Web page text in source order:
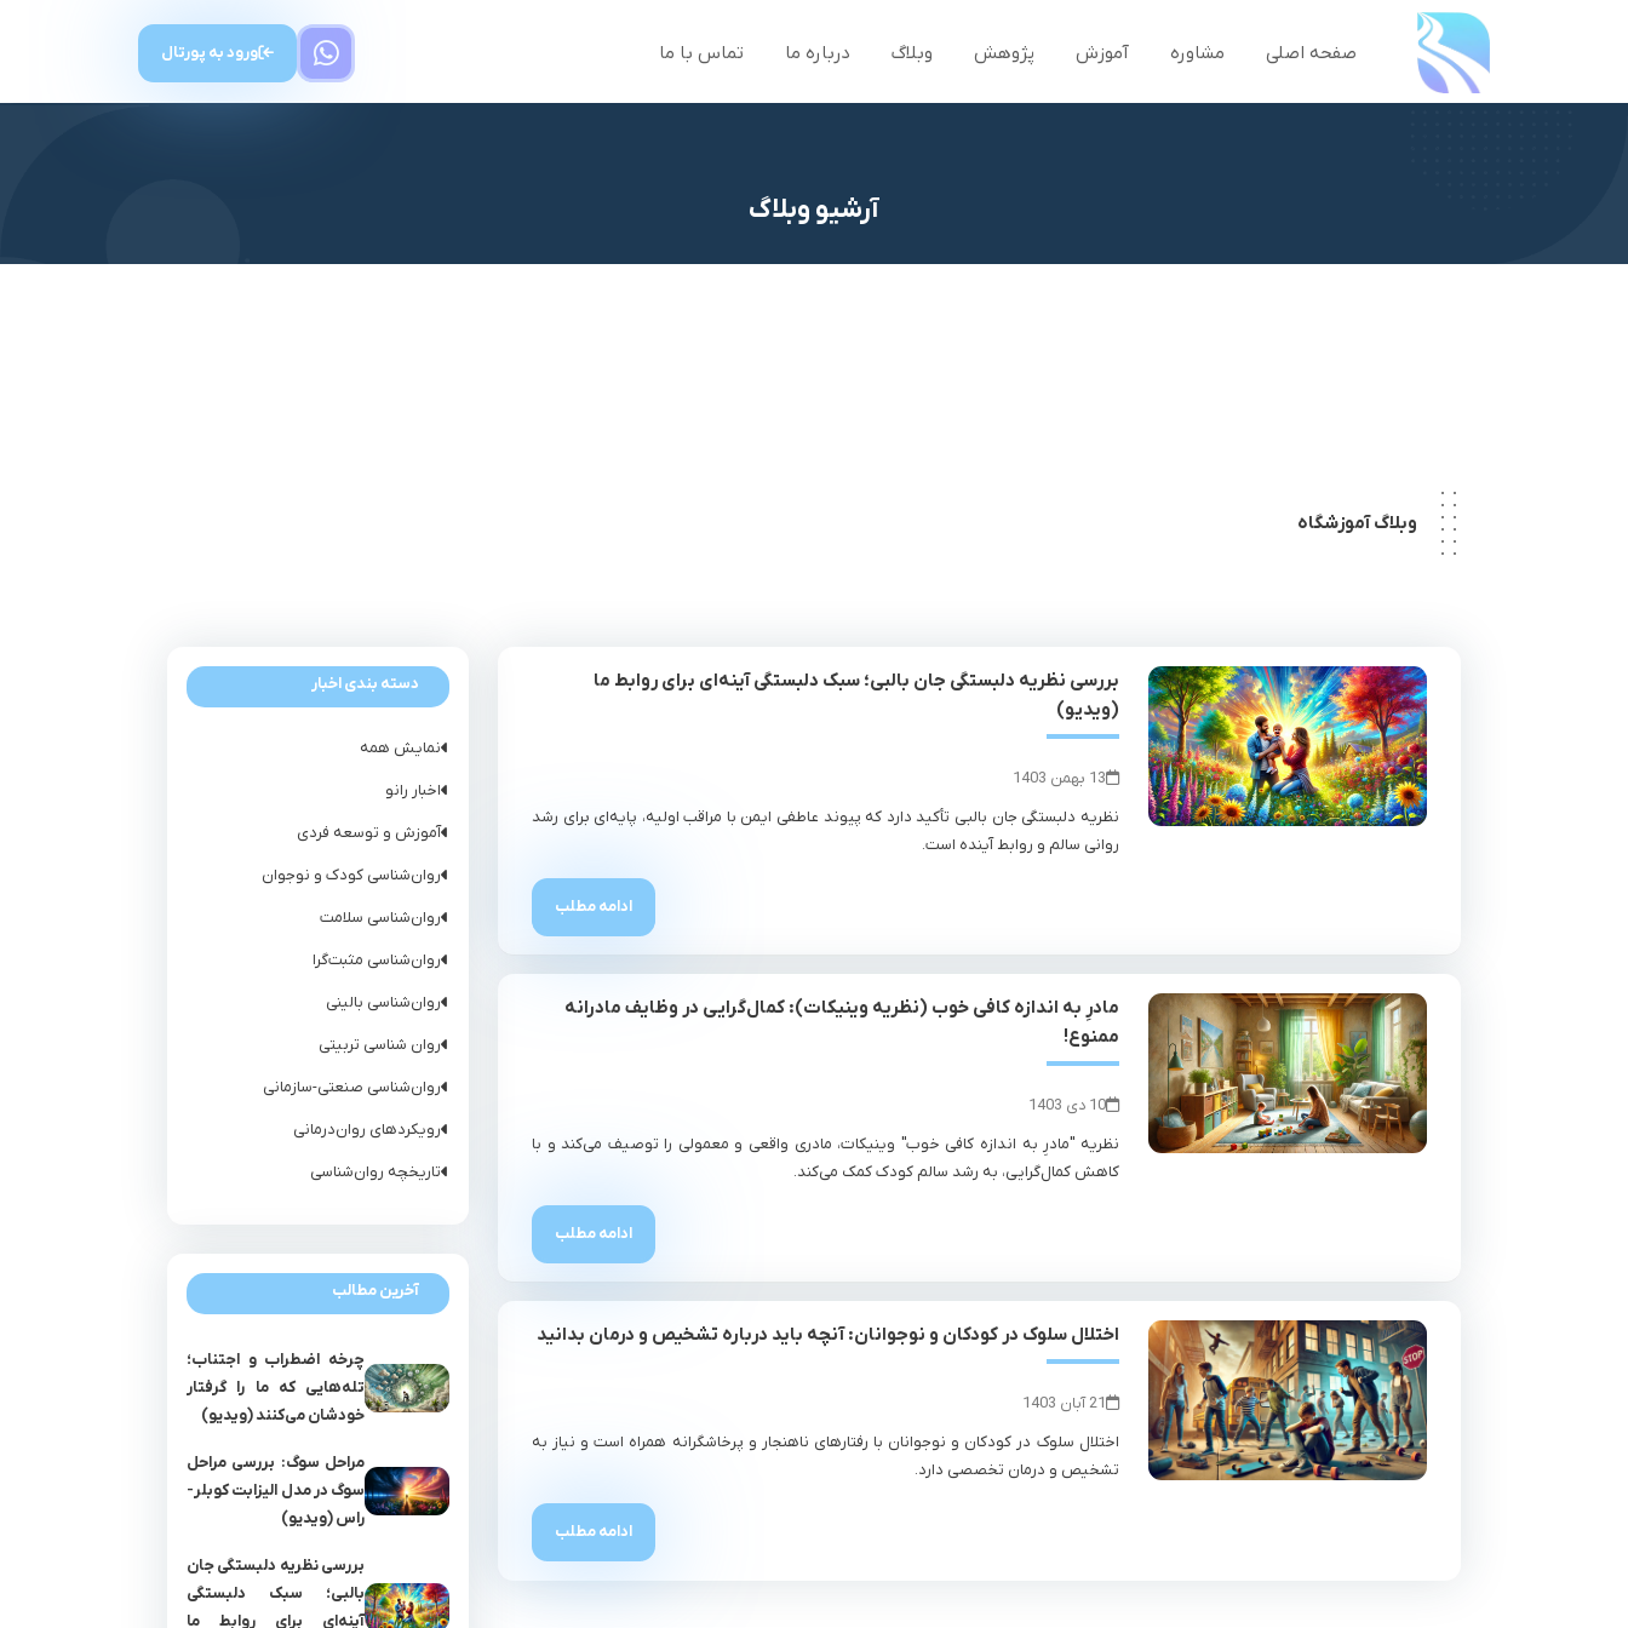
صفحه اصلی مشاوره آموزش پژوهش وبلاگ درباره ما تماس با ما ورود به پورتال
آرشیو وبلاگ
وبلاگ آموزشگاه
بررسی نظریه دلبستگی جان بالبی؛ سبک دلبستگی آینه‌ای برای روابط ما
(ویدیو)
13 بهمن 1403
نظریه دلبستگی جان بالبی تأکید دارد که پیوند عاطفی ایمن با مراقب اولیه، پایه‌ای برای رشد
روانی سالم و روابط آینده است.
ادامه مطلب
مادرِ به اندازه کافی خوب (نظریه وینیکات): کمال‌گرایی در وظایف مادرانه
ممنوع!
10 دی 1403
نظریه "مادرِ به اندازه کافی خوب" وینیکات، مادری واقعی و معمولی را توصیف می‌کند و با
کاهش کمال‌گرایی، به رشد سالم کودک کمک می‌کند.
ادامه مطلب
اختلال سلوک در کودکان و نوجوانان: آنچه باید درباره تشخیص و درمان بدانید
21 آبان 1403
اختلال سلوک در کودکان و نوجوانان با رفتارهای ناهنجار و پرخاشگرانه همراه است و نیاز به
تشخیص و درمان تخصصی دارد.
ادامه مطلب
دسته بندی اخبار
نمایش همه
اخبار رانو
آموزش و توسعه فردی
روان‌شناسی کودک و نوجوان
روان‌شناسی سلامت
روان‌شناسی مثبت‌گرا
روان‌شناسی بالینی
روان شناسی تربیتی
روان‌شناسی صنعتی-سازمانی
رویکردهای روان‌درمانی
تاریخچه روان‌شناسی
آخرین مطالب
چرخه اضطراب و اجتناب؛
تله‌هایی که ما را گرفتار
خودشان می‌کنند (ویدیو)
مراحل سوگ: بررسی مراحل
سوگ در مدل الیزابت کوبلر-
راس (ویدیو)
بررسی نظریه دلبستگی جان
بالبی؛ سبک دلبستگی
آینه‌ای برای روابط ما